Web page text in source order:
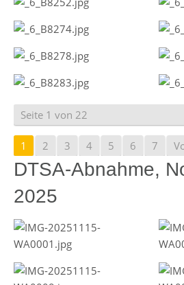
Seite 1 von 22
1 2 3 4 5 6 7
DTSA-Abnahme,
2025